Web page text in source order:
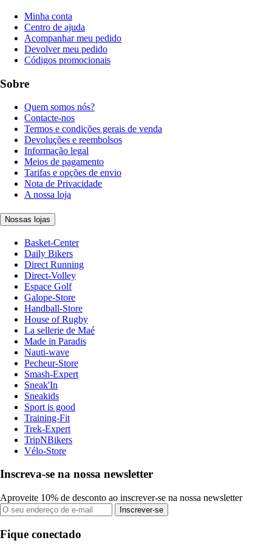
Minha conta
Centro de ajuda
Acompanhar meu pedido
Devolver meu pedido
Códigos promocionais
Sobre
Quem somos nós?
Contacte-nos
Termos e condições gerais de venda
Devoluções e reembolsos
Informação legal
Meios de pagamento
Tarifas e opções de envio
Nota de Privacidade
A nossa loja
Nossas lojas
Basket-Center
Daily Bikers
Direct Running
Direct-Volley
Espace Golf
Galope-Store
Handball-Store
House of Rugby
La sellerie de Maé
Made in Paradis
Nauti-wave
Pecheur-Store
Smash-Expert
Sneak'In
Sneakids
Sport is good
Training-Fit
Trek-Expert
TripNBikers
Vélo-Store
Inscreva-se na nossa newsletter
Aproveite 10% de desconto ao inscrever-se na nossa newsletter
Inscrever-se
Fique conectado